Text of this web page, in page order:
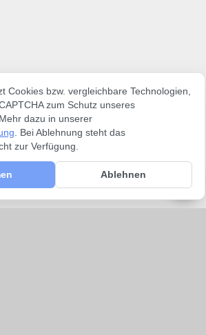
Cookies bzw. vergleichbare Technologien,
zum Schutz unseres
dazu in unserer
. Bei Ablehnung steht das
zur Verfügung.
Ablehnen